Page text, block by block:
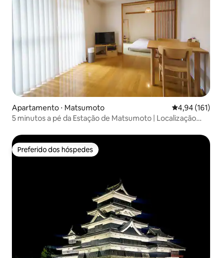
Apartamento ⋅ Matsumoto 4,94 de uma
4,94 (161)
5 minutos a pé da Estação de Matsumoto | Localização
Preferido dos hóspedes
Preferido dos hóspedes